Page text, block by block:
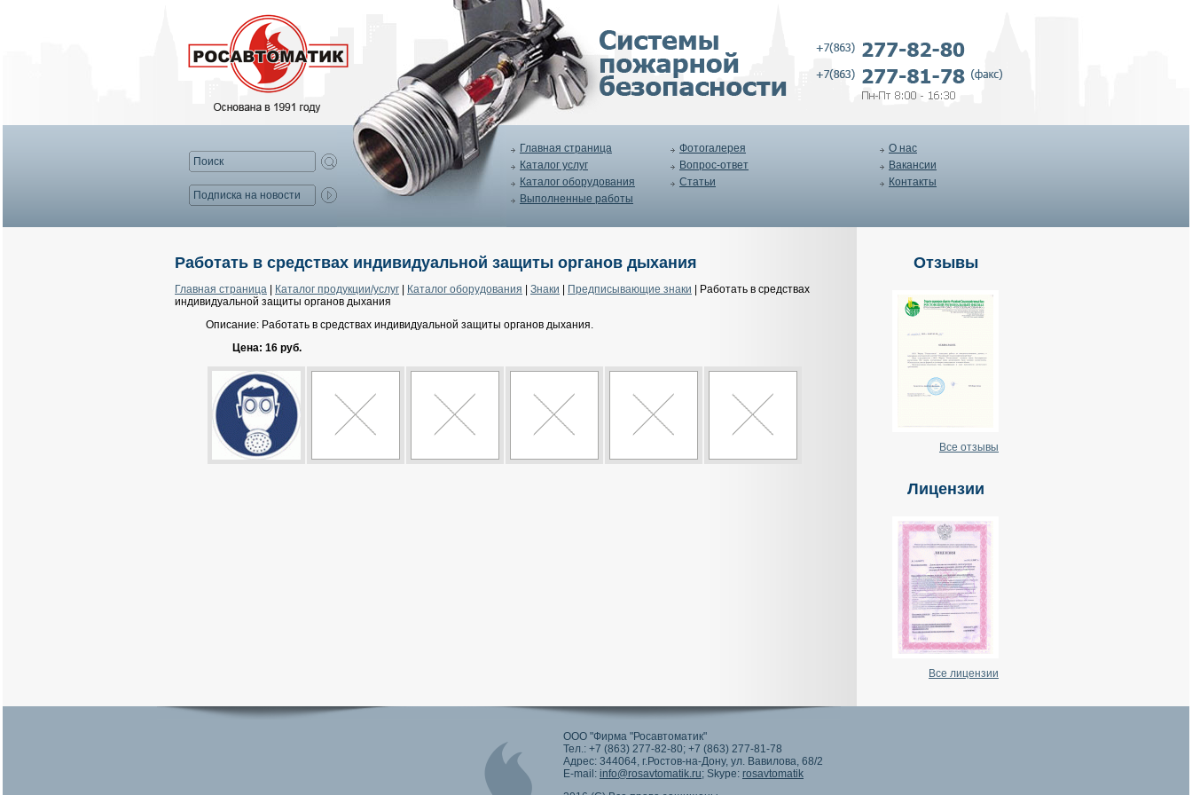
Главная страница
Каталог услуг
Каталог оборудования
Выполненные работы
Фотогалерея
Вопрос-ответ
Статьи
О нас
Вакансии
Контакты
Работать в средствах индивидуальной защиты органов дыхания
Главная страница Каталог продукции/услуг Каталог оборудования Знаки Предписывающие знаки | Работать в средствах
индивидуальной защиты органов дыхания
Описание: Работать в средствах индивидуальной защиты органов дыхания.
Цена: 16 руб.
Отзывы
Все отзывы
Лицензии
Все лицензии
ООО "Фирма "Росавтоматик"
Тел.: +7 (863) 277-82-80; +7 (863) 277-81-78
Адрес: 344064, г.Ростов-на-Дону, ул. Вавилова, 68/2
E-mail: info@rosavtomatik.ru; Skype: rosavtomatik